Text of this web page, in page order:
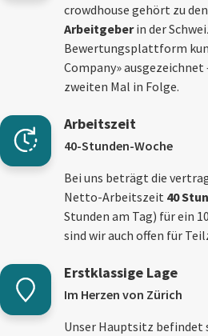
crowdhouse gehört zu den
Arbeitgeberin der
Bewertungsplattform
Company»
zweiten Mal in Folge.
Arbeitszeit
40-Stunden-Woche
Bei uns beträgt die
Netto-Arbeitszeit 40
Stunden am Tag) für ein
sind wir auch offen für
Erstklassige Lage
Im Herzen von Zürich
Unser Hauptsitz befindet